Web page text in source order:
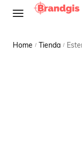
Home / Tienda /